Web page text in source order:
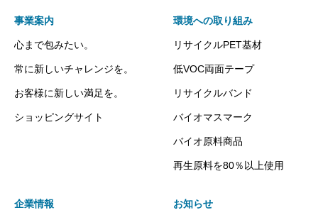
事業案内
心まで包みたい。
常に新しいチャレンジを。
お客様に新しい満足を。
ショッピングサイト
環境への取り組み
リサイクルPET基材
低VOC両面テープ
リサイクルバンド
バイオマスマーク
バイオ原料商品
再生原料を80％以上使用
企業情報 お知らせ